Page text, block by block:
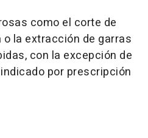
como el corte de
la extracción de garras
con la excepción de
por prescripción